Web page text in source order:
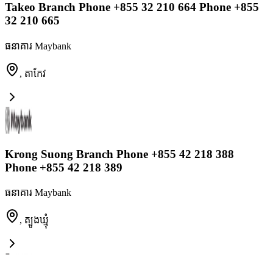
Takeo Branch Phone +855 32 210 664 Phone +855
32 210 665
ធនាគារ Maybank
, តាកែវ
Krong Suong Branch Phone +855 42 218 388
Phone +855 42 218 389
ធនាគារ Maybank
, ត្បូងឃ្មុំ